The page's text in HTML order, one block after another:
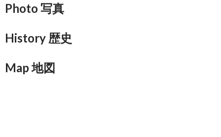
Photo 写真
History 歴史
Map 地図